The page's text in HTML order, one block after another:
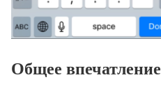
Общее впечатление